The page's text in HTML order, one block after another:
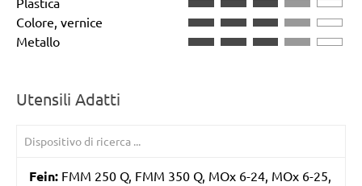
Colore, vernice
Metallo
Utensili Adatti
Fein: FMM 250 Q, FMM 350 Q, MOx 6-24, MOx 6-25,